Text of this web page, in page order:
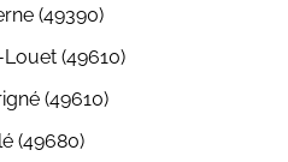
(49390)
(49610)
(49610)
(49680)